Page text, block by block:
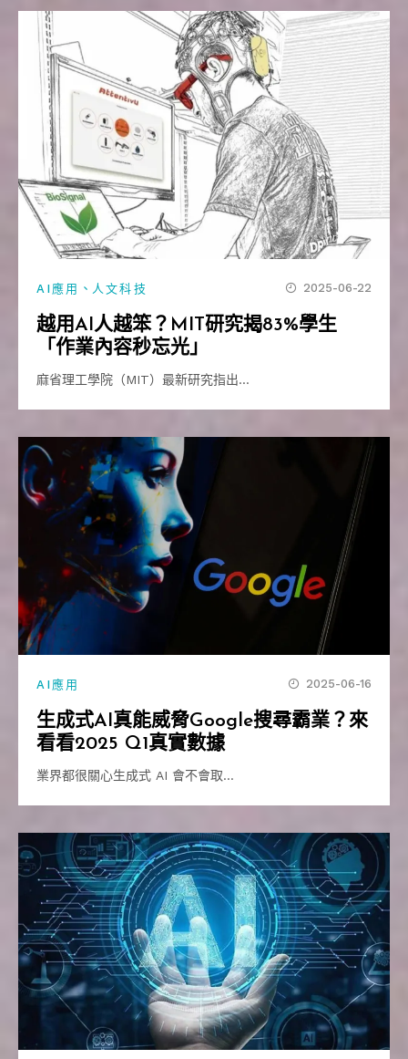
AI應用 、 人文科技 2025-06-22
越用AI人越笨？MIT研究揭83%學生
「作業內容秒忘光」
麻省理工學院（MIT）最新研究指出…
AI應用 2025-06-16
生成式AI真能威脅Google搜尋霸業？來
看看2025 Q1真實數據
業界都很關心生成式 AI 會不會取…